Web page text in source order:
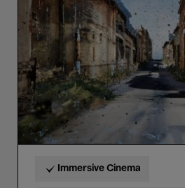
Pour tous Kids’ Palace
Enseignement Visites
Hosted Events
Immersive Cinema